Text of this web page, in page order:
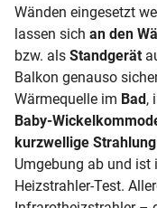
Wänden eingesetzt
lassen sich an den
bzw. als Standgerät
Balkon genauso
Wärmequelle im Bad,
Baby-
kurzwellige Strahlung
Umgebung ab und ist
Heizstrahler-Test.